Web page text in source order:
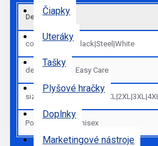
Čiapky
Uteráky
Tašky
Plyšové hračky
Doplnky
Marketingové nástroje
Default
colors Black|Steel|White
details_sk Easy Care
sizes XS|S|M|L|XL|2XL|3XL|4XL
Pohlavie Unisex